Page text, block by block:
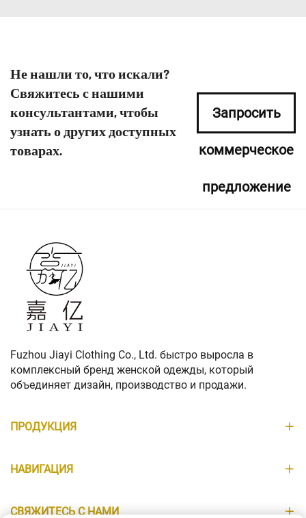
Не нашли то, что искали?
Свяжитесь с нашими
консультантами, чтобы
узнать о других доступных
товарах.
Запросить
коммерческое
предложение
Fuzhou Jiayi Clothing Co., Ltd. быстро выросла в
комплексный бренд женской одежды, который
объединяет дизайн, производство и продажи.
ПРОДУКЦИЯ
НАВИГАЦИЯ
СВЯЖИТЕСЬ С НАМИ